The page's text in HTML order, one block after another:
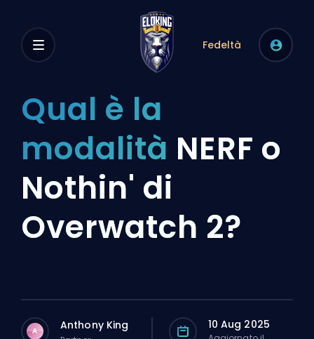
Fedeltà
Qual è la
modalità NERF o
Nothin' di
Overwatch 2?
A Anthony King 10 Aug 2025